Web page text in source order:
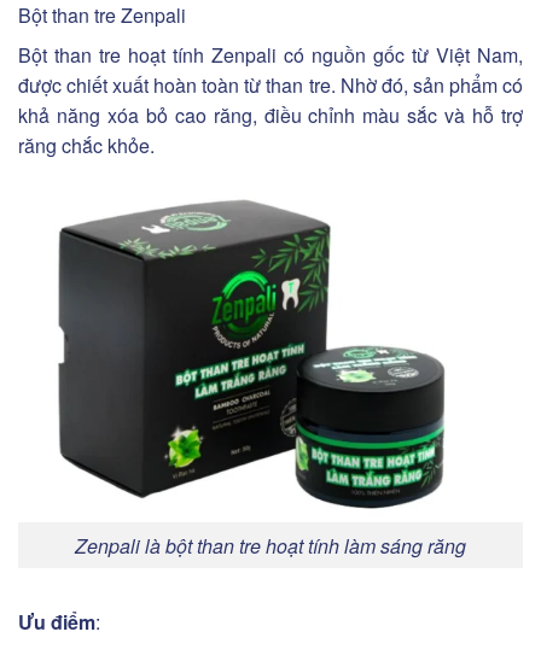
Bột than tre Zenpali
Bột than tre hoạt tính Zenpali có nguồn gốc từ Việt Nam,
được chiết xuất hoàn toàn từ than tre. Nhờ đó, sản phẩm có
khả năng xóa bỏ cao răng, điều chỉnh màu sắc và hỗ trợ
răng chắc khỏe.
Zenpali là bột than tre hoạt tính làm sáng răng
Ưu điểm: